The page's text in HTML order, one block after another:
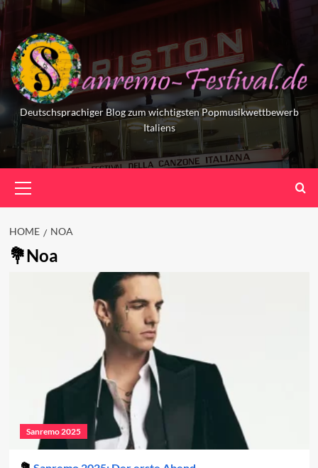
Skip
to
content
Deutschsprachiger Blog zum wichtigsten Popmusikwettbewerb
Italiens
Menu
HOME NOA
Noa
Sanremo 2025